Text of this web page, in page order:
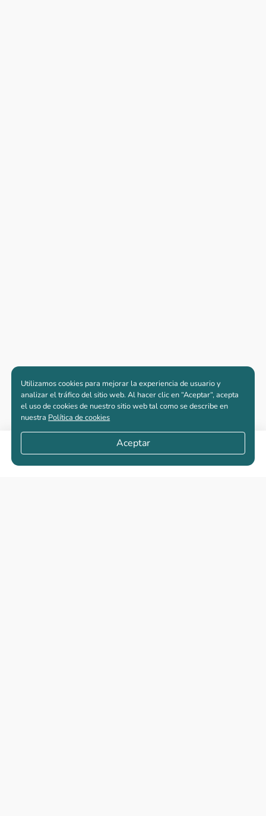
Compartir
Apartamentos nuevos
Utilizamos cookies para mejorar la experiencia de usuario y
analizar el tráfico del sitio web. Al hacer clic en “Aceptar“, acepta
el uso de cookies de nuestro sitio web tal como se describe en
nuestra Política de cookies
Aceptar